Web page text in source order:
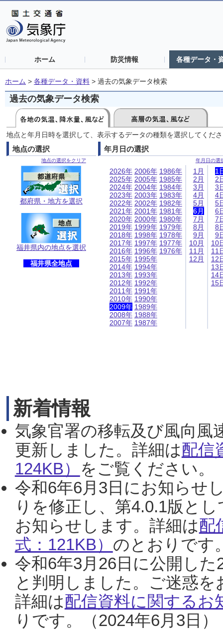
ホーム 防災情報 各種データ・
ホーム > 各種データ・資料 > 過去の気象データ検索
過去の気象データ検索
地点と年月日時を選択して、表示するデータの種類を選択してくだ
地点の選択
地点の選択をクリア
都府県・地方を選択
福井県内の地点を選択
福井県全地点
年月日の選択
年月日の選
2026年
2025年
2024年
2023年
2022年
2021年
2020年
2019年
2018年
2017年
2016年
2015年
2014年
2013年
2012年
2011年
2010年
2009年
2008年
2007年
2006年
2005年
2004年
2003年
2002年
2001年
2000年
1999年
1998年
1997年
1996年
1995年
1994年
1993年
1992年
1991年
1990年
1989年
1988年
1987年
1986年
1985年
1984年
1983年
1982年
1981年
1980年
1979年
1978年
1977年
1976年
1月
2月
3月
4月
5月
6月
7月
8月
9月
10月
11月
12月
1
2
3
4
5
6
7
8
9
10
11
12
13
14
15
新着情報
気象官署の移転及び風向風
更新しました。詳細は配信
124KB） をご覧ください。
令和6年6月3日にお知らせ
りを修正し、第4.0.1版と
お知らせします。詳細は配
式：121KB） のとおりです
令和6年3月26日に公開し
と判明しました。ご迷惑
詳細は配信資料に関するお
りです。（2024年6月3日）